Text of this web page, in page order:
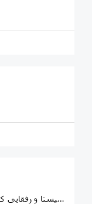
آرتیستا و